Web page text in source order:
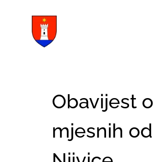
Obavijest
mjesnih